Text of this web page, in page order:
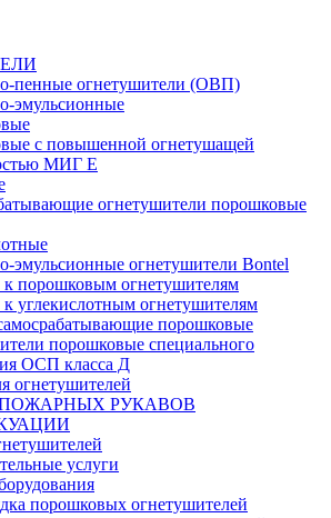
пенные огнетушители (ОВП)
эмульсионные
с повышенной огнетушащей
МИГ Е
огнетушители порошковые
эмульсионные огнетушители Bontel
к порошковым огнетушителям
к углекислотным огнетушителям
порошковые
порошковые специального
ОСП класса Д
огнетушителей
РУКАВОВ
услуги
порошковых огнетушителей